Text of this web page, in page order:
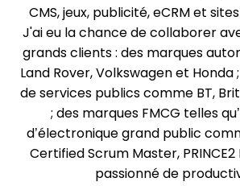
CMS, jeux, publicité, eCRM et
J'ai eu la chance de collaborer
grands clients : des marques
Land Rover, Volkswagen et Honda
de services publics comme BT,
; des marques FMCG telles
d’électronique grand public
Certified Scrum Master,
passionné de